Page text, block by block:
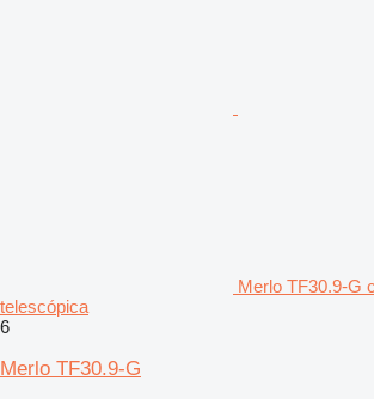
Merlo TF30.9-G
telescópica
6
Merlo TF30.9-G